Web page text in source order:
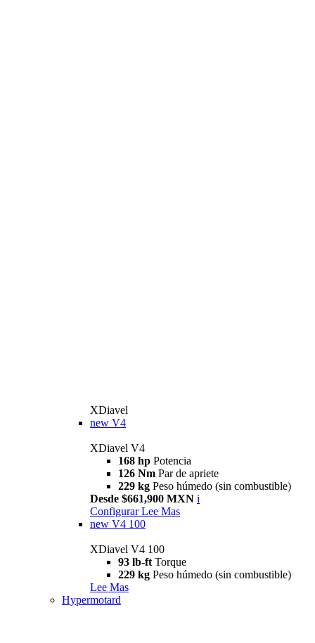
XDiavel
new V4
XDiavel V4
168 hp Potencia
126 Nm Par de apriete
229 kg Peso húmedo (sin combustible)
Desde $661,900 MXN i
Configurar Lee Mas
new V4 100
XDiavel V4 100
93 lb-ft Torque
229 kg Peso húmedo (sin combustible)
Lee Mas
Hypermotard